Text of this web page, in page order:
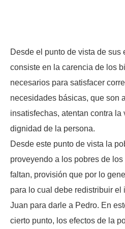
Desde el punto de vista de sus
consiste en la carencia de los
necesarios para satisfacer
necesidades básicas, que son
insatisfechas, atentan contra la
dignidad de la persona.
Desde este punto de vista la
proveyendo a los pobres de
faltan, provisión que por lo
para lo cual debe redistribuir el
Juan para darle a Pedro. En
cierto punto, los efectos de la